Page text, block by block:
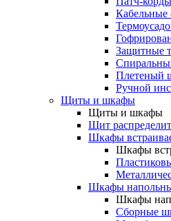
Кабельные
Защитные
Плетеный
Ручной
Щиты и шкафы
Щиты и шкафы
Щит
Шкафы
Шкафы
Шкафы
Шкафы
Сборные